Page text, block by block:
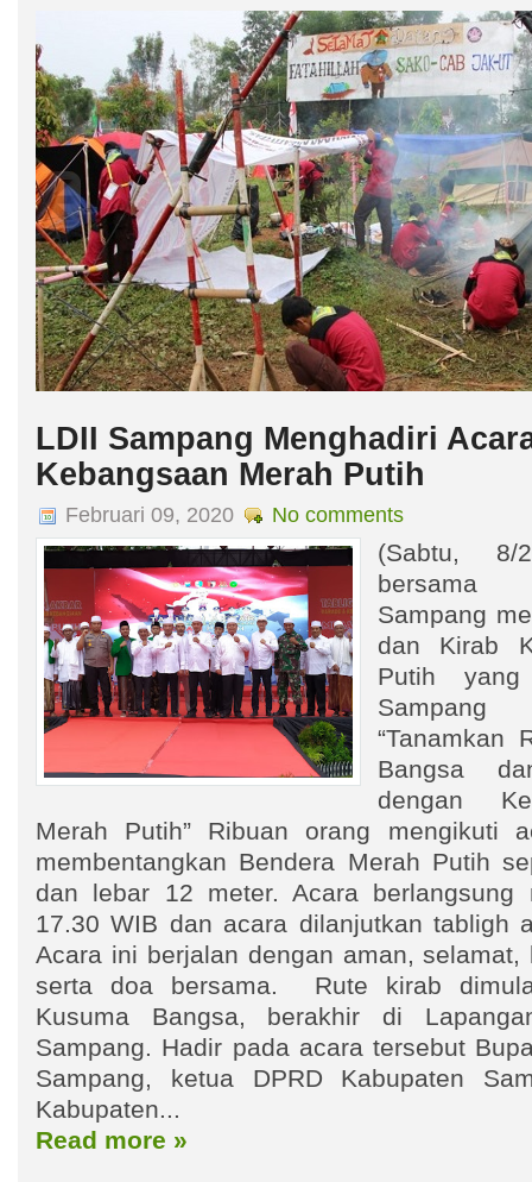
Kembesnas Sako SPN 2018: Ciptakan Pribadi Profesional
Ketua DPP LDII, Prasetyo Sunaryo selaku Mabi Sakonas Sekawan
Kemah Besar Nasional (Kembesnas) Satuan Komunitas Persada
Kwarnas di bumi perkemahan Budi Mulya, kecamatan Solear, Kabupaten
LDII Sampang Menghadiri
Kebangsaan Merah Putih
Februari 09, 2020 No comments
(Sabtu, 8/
bersama
Sampang
dan Kirab
Putih
“Tanamkan
Bangsa
dengan
Merah Putih” Ribuan orang mengikuti
membentangkan Bendera Merah Putih
dan lebar 12 meter. Acara berlangsung
17.30 WIB dan acara dilanjutkan tabligh
Acara ini berjalan dengan aman, selamat,
serta doa bersama. Rute kirab
Kusuma Bangsa, berakhir di
Sampang. Hadir pada acara tersebut
Sampang, ketua DPRD Kabupaten
Kabupaten...
Read more »